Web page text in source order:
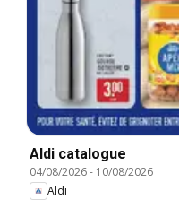
Aldi catalogue
04/08/2026- 10/08/2026
Aldi